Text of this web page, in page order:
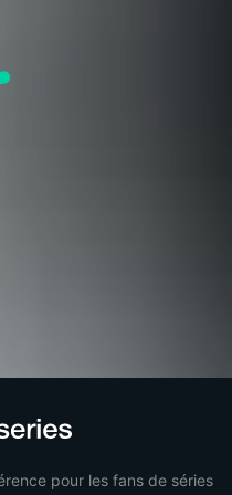
pour les fans de séries